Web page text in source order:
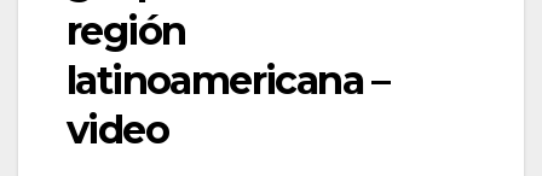
región
latinoamericana –
video